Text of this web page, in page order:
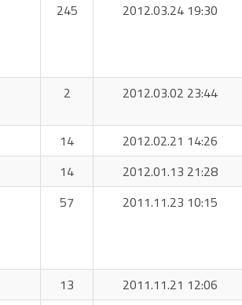
245 2012.03.24 19:30
2 2012.03.02 23:44
14 2012.02.21 14:26
14 2012.01.13 21:28
57 2011.11.23 10:15
13 2011.11.21 12:06